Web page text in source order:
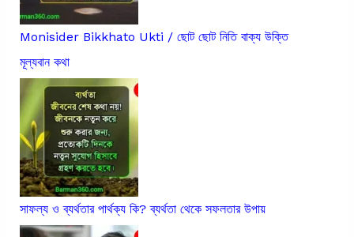
Monisider Bikkhato Ukti / ছোট ছোট নিতি বাক্য উক্তি
মূল্যবান কথা
সাফল্য ও ব্যর্থতার পার্থক্য কি? ব্যর্থতা থেকে সফলতার উপায়